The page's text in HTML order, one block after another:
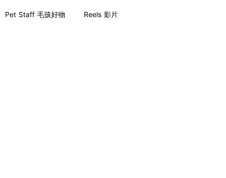
Pet Staff 毛孩好物 Reels 影片